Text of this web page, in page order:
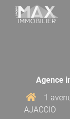
Agence
1
AJACCIO